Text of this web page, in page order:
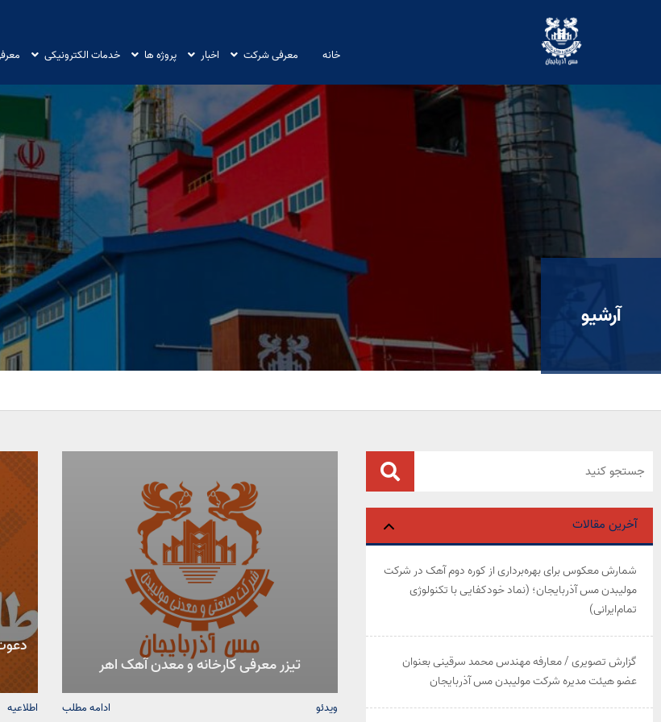
خانه معرفی شرکت اخبار پروژه ها خدمات الکترونیکی
آرشیو
آخرین مقالات
شمارش معکوس برای بهره‌برداری از کوره دوم آهک در شرکت
مولیبدن مس آذربایجان؛ (نماد خودکفایی با تکنولوژی
تمام‌ایرانی)
گزارش تصویری / معارفه مهندس محمد سرقینی بعنوان
عضو هیئت‌ مدیره شرکت مولیبدن مس آذربایجان
تیزر معرفی کارخانه و معدن آهک اهر
ویدئو ادامه مطلب اطلاعیه